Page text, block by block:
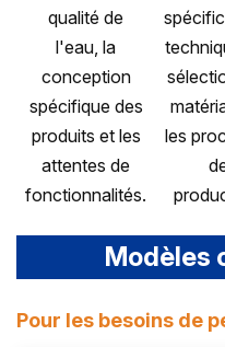
qualité de
l'eau, la
conception
spécifique des
produits et les
attentes de
fonctionnalités.
les
Modèles
Pour les besoins de